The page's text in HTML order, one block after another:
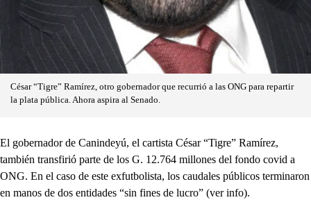
César “Tigre” Ramírez, otro gobernador que recurrió a las ONG para repartir
la plata pública. Ahora aspira al Senado.
El gobernador de Canindeyú, el cartista César “Tigre” Ramírez,
también transfirió parte de los G. 12.764 millones del fondo covid a
ONG. En el caso de este exfutbolista, los caudales públicos terminaron
en manos de dos entidades “sin fines de lucro” (ver info).